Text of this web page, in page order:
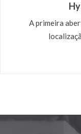
A primeira